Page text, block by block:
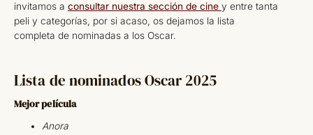
invitamos a consultar nuestra sección de cine y entre tanta
peli y categorías, por si acaso, os dejamos la lista
completa de nominadas a los Oscar.
Lista de nominados Oscar 2025
Mejor película
Anora